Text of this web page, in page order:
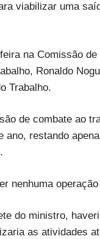
viabilizar uma
na Comissão
Ronaldo
Trabalho.
de combate ao
restando
nenhuma
do ministro,
as atividades